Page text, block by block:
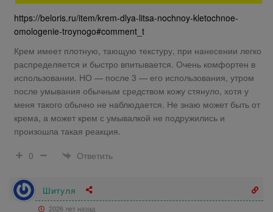
https://beloris.ru/item/krem-dlya-litsa-nochnoy-kletochnoe-
omologenie-troynogo#comment_t
Крем имеет плотную, тающую текстуру, при нанесении легко
распределяется и быстро впитывается. Очень комфортен в
использовании. НО — после 3 — его использования, утром
после умывания обычным средством кожу стянуло, хотя у
меня такого обычно не наблюдается. Не знаю может быть от
крема, а может крем с умывалкой не подружились и
произошла такая реакция.
0
Ответить
Шитуля
2026 лет назад